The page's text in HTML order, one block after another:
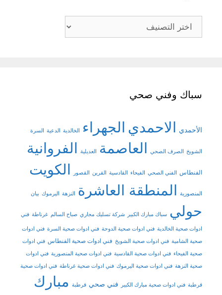
تصنيفات
سباك وفني صحي
الأحمدي الاحمدي الجهراء الخالدية الدعية السرة
الشويخ الصرف الصحي العاصمة العديلية الفروانية
الفنطاس الفني الصحي الفيحاء القادسية القرين القصور الكويت
المنصورية المنطقة العاشرة النزهة اليرموك بيان
حولي سباك مبارك الكبير شركة تسليك مجاري صباح السالم غرناطة فني
ادوات صحية الخالدية فني ادوات صحية الدوحة فني ادوات صحية السرة فني ادوات
صحية الشامية فني ادوات صحية الشويخ فني ادوات صحية الفنطاس فني ادوات
صحية الفيحاء فني ادوات صحية القادسية فني ادوات صحية المنصورية فني ادوات
صحية النزهة فني ادوات صحية اليرموك فني ادوات صحية غرناطة فني ادوات صحية
قرطبة فني ادوات صحية مبارك الكبير فني صحي قرطبة مبارك